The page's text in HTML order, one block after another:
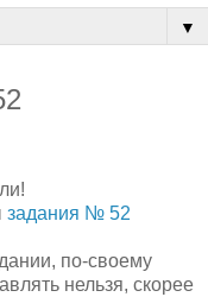
▼
задания № 52
по-своему
нельзя, скорее